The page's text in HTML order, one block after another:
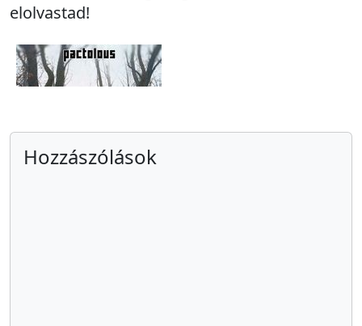
elolvastad!
Hozzászólások